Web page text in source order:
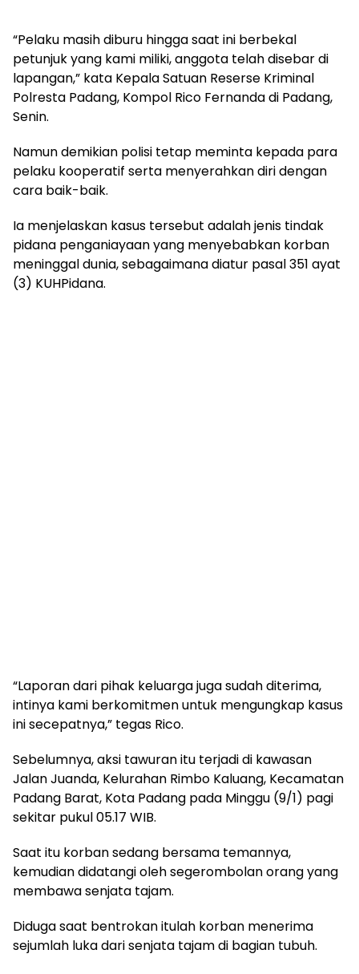
“Pelaku masih diburu hingga saat ini berbekal
petunjuk yang kami miliki, anggota telah disebar di
lapangan,” kata Kepala Satuan Reserse Kriminal
Polresta Padang, Kompol Rico Fernanda di Padang,
Senin.
Namun demikian polisi tetap meminta kepada para
pelaku kooperatif serta menyerahkan diri dengan
cara baik-baik.
Ia menjelaskan kasus tersebut adalah jenis tindak
pidana penganiayaan yang menyebabkan korban
meninggal dunia, sebagaimana diatur pasal 351 ayat
(3) KUHPidana.
“Laporan dari pihak keluarga juga sudah diterima,
intinya kami berkomitmen untuk mengungkap kasus
ini secepatnya,” tegas Rico.
Sebelumnya, aksi tawuran itu terjadi di kawasan
Jalan Juanda, Kelurahan Rimbo Kaluang, Kecamatan
Padang Barat, Kota Padang pada Minggu (9/1) pagi
sekitar pukul 05.17 WIB.
Saat itu korban sedang bersama temannya,
kemudian didatangi oleh segerombolan orang yang
membawa senjata tajam.
Diduga saat bentrokan itulah korban menerima
sejumlah luka dari senjata tajam di bagian tubuh.